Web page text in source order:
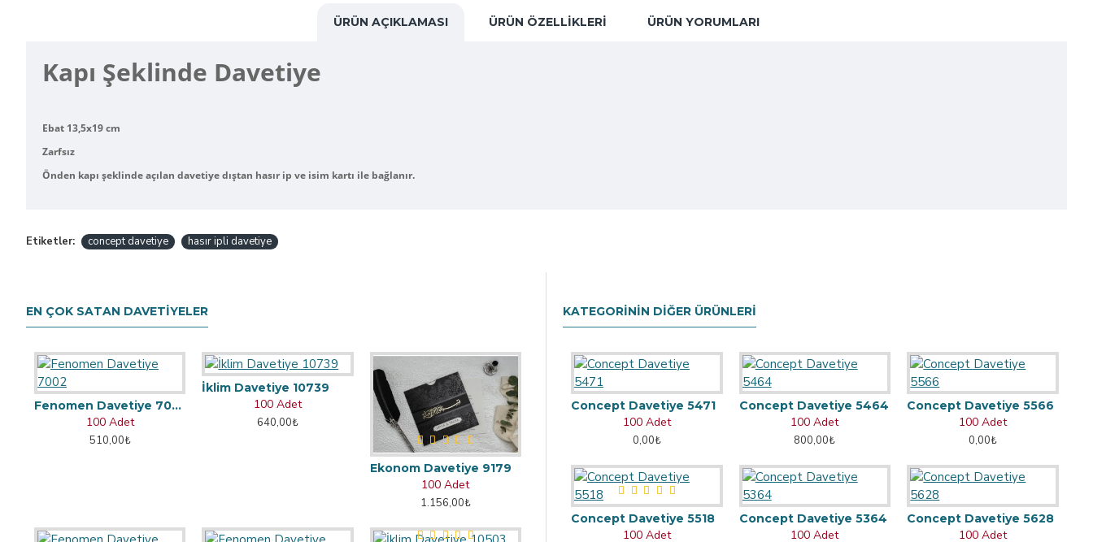
ÜRÜN AÇIKLAMASI ÜRÜN ÖZELLIKLERI ÜRÜN YORUMLARI
Kapı Şeklinde Davetiye
Ebat 13,5x19 cm
Zarfsız
Önden kapı şeklinde açılan davetiye dıştan hasır ip ve isim kartı ile bağlanır.
Etiketler: concept davetiye hasır ipli davetiye
EN ÇOK SATAN DAVETIYELER
Fenomen Davetiye 7002
100 Adet
510,00₺
İklim Davetiye 10739
100 Adet
640,00₺
Ekonom Davetiye 9179
100 Adet
1.156,00₺
KATEGORININ DIĞER ÜRÜNLERI
Concept Davetiye 5471
100 Adet
0,00₺
Concept Davetiye 5464
100 Adet
800,00₺
Concept Davetiye 5566
100 Adet
0,00₺
Concept Davetiye 5518
100 Adet
Concept Davetiye 5364
100 Adet
Concept Davetiye 5628
100 Adet